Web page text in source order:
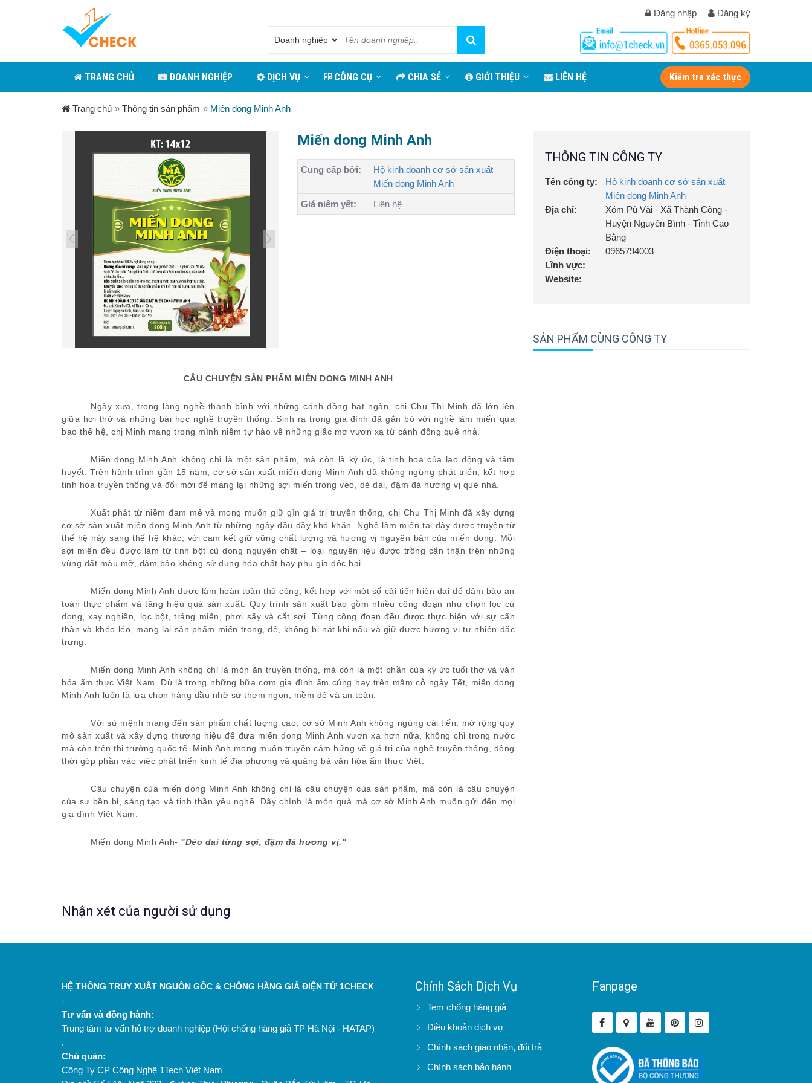
Đăng nhập Đăng ký
TRANG CHỦ DOANH NGHIỆP DỊCH VỤ CÔNG CỤ CHIA SẺ GIỚI THIỆU LIÊN HỆ Kiểm tra xác thực
Trang chủ » Thông tin sản phẩm » Miến dong Minh Anh
Miến dong Minh Anh
Cung cấp bởi:
Hộ kinh doanh cơ sở sản xuất
Miến dong Minh Anh
Giá niêm yết:
Liên hệ
CÂU CHUYỆN SẢN PHẨM MIẾN DONG MINH ANH
Ngày xưa, trong làng nghề thanh bình với những cánh đồng bạt ngàn, chị Chu Thị Minh đã lớn lên
giữa hơi thở và những bài học nghề truyền thống. Sinh ra trong gia đình đã gắn bó với nghề làm miến qua
bao thế hệ, chị Minh mang trong mình niềm tự hào về những giấc mơ vươn xa từ cánh đồng quê nhà.
Miến dong Minh Anh không chỉ là một sản phẩm, mà còn là ký ức, là tinh hoa của lao động và tâm
huyết. Trên hành trình gần 15 năm, cơ sở sản xuất miến dong Minh Anh đã không ngừng phát triển, kết hợp
tinh hoa truyền thống và đổi mới để mang lại những sợi miến trong veo, dẻ dai, đậm đà hương vị quê nhà.
Xuất phát từ niềm đam mê và mong muốn giữ gìn giá trị truyền thống, chị Chu Thị Minh đã xây dựng
cơ sở sản xuất miến dong Minh Anh từ những ngày đầu đầy khó khăn. Nghề làm miến tại đây được truyền từ
thế hệ này sang thế hệ khác, với cam kết giữ vững chất lượng và hương vị nguyên bản của miến dong. Mỗi
sợi miến đều được làm từ tinh bột củ dong nguyên chất – loại nguyên liệu được trồng cẩn thận trên những
vùng đất màu mỡ, đảm bảo không sử dụng hóa chất hay phụ gia độc hại.
Miến dong Minh Anh được làm hoàn toàn thủ công, kết hợp với một số cải tiến hiện đại để đảm bảo an
toàn thực phẩm và tăng hiệu quả sản xuất. Quy trình sản xuất bao gồm nhiều công đoạn như chọn lọc củ
dong, xay nghiền, lọc bột, tráng miến, phơi sấy và cắt sợi. Từng công đoạn đều được thực hiện với sự cẩn
thận và khéo léo, mang lại sản phẩm miến trong, dẻ, không bị nát khi nấu và giữ được hương vị tự nhiên đặc
trưng.
Miến dong Minh Anh không chỉ là món ăn truyền thống, mà còn là một phần của ký ức tuổi thơ và văn
hóa ẩm thực Việt Nam. Dù là trong những bữa cơm gia đình ấm cúng hay trên mâm cỗ ngày Tết, miến dong
Minh Anh luôn là lựa chọn hàng đầu nhờ sự thơm ngon, mềm dẻ và an toàn.
Với sứ mệnh mang đến sản phẩm chất lượng cao, cơ sở Minh Anh không ngừng cải tiến, mở rộng quy
mô sản xuất và xây dựng thương hiệu để đưa miến dong Minh Anh vươn xa hơn nữa, không chỉ trong nước
mà còn trên thị trường quốc tế. Minh Anh mong muốn truyền cảm hứng về giá trị của nghề truyền thống, đồng
thời góp phần vào việc phát triển kinh tế địa phương và quảng bá văn hóa ẩm thực Việt.
Câu chuyện của miến dong Minh Anh không chỉ là câu chuyện của sản phẩm, mà còn là câu chuyện
của sự bền bỉ, sáng tạo và tinh thần yêu nghề. Đây chính là món quà mà cơ sở Minh Anh muốn gửi đến mọi
gia đình Việt Nam.
Miến dong Minh Anh- "Dẻo dai từng sợi, đậm đà hương vị."
Nhận xét của người sử dụng
THÔNG TIN CÔNG TY
Tên công ty:
Hộ kinh doanh cơ sở sản xuất
Miến dong Minh Anh
Địa chỉ:
Xóm Pù Vài - Xã Thành Công -
Huyện Nguyên Bình - Tỉnh Cao
Bằng
Điện thoại:
0965794003
Lĩnh vực:
Website:
SẢN PHẨM CÙNG CÔNG TY
HỆ THỐNG TRUY XUẤT NGUỒN GỐC & CHỐNG HÀNG GIẢ ĐIỆN TỬ 1CHECK
-
Tư vấn và đồng hành:
Trung tâm tư vấn hỗ trợ doanh nghiệp (Hội chống hàng giả TP Hà Nội - HATAP)
.
Chủ quản:
Công Ty CP Công Nghệ 1Tech Việt Nam
Chính Sách Dịch Vụ
Tem chống hàng giả
Điều khoản dịch vụ
Chính sách giao nhận, đổi trả
Chính sách bảo hành
Fanpage